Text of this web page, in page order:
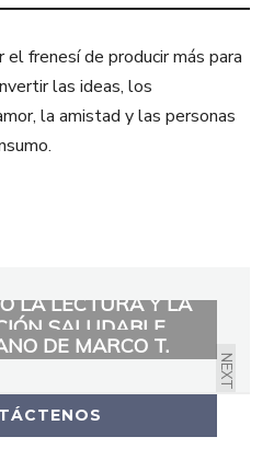
el frenesí de producir más para
las ideas, los
la amistad y las personas
LA LECTURA Y LA
SALUDABLE
NEXT
DE LA NOVELA
DE MARCO T.